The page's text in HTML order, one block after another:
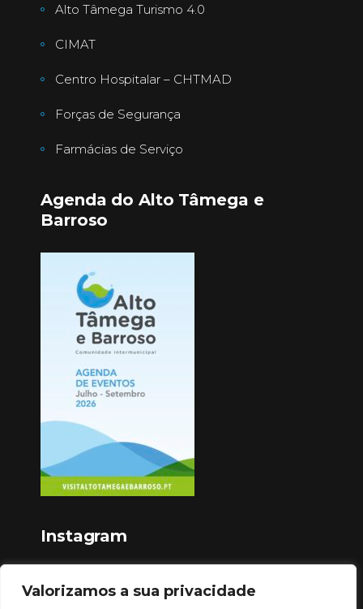
Valorizamos a sua privacidade
Alto Tâmega Turismo 4.0
CIMAT
Centro Hospitalar – CHTMAD
Forças de Segurança
Farmácias de Serviço
Agenda do Alto Tâmega e
Barroso
Instagram